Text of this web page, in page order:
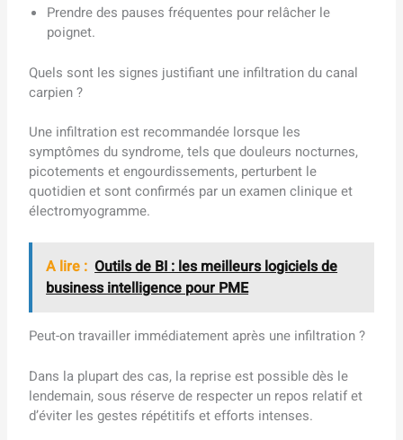
Prendre des pauses fréquentes pour relâcher le
poignet.
Quels sont les signes justifiant une infiltration du canal
carpien ?
Une infiltration est recommandée lorsque les
symptômes du syndrome, tels que douleurs nocturnes,
picotements et engourdissements, perturbent le
quotidien et sont confirmés par un examen clinique et
électromyogramme.
A lire : Outils de BI : les meilleurs logiciels de
business intelligence pour PME
Peut-on travailler immédiatement après une infiltration ?
Dans la plupart des cas, la reprise est possible dès le
lendemain, sous réserve de respecter un repos relatif et
d’éviter les gestes répétitifs et efforts intenses.